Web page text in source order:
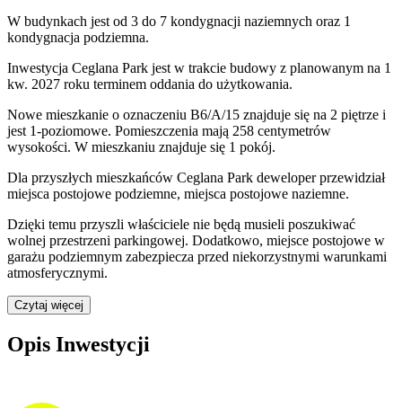
W budynkach jest od 3 do 7 kondygnacji naziemnych oraz 1
kondygnacja podziemna.
Inwestycja Ceglana Park jest w trakcie budowy z planowanym na 1
kw. 2027 roku terminem oddania do użytkowania.
Nowe mieszkanie o oznaczeniu B6/A/15 znajduje się na 2 piętrze i
jest 1-poziomowe. Pomieszczenia mają 258 centymetrów
wysokości. W mieszkaniu znajduje się 1 pokój.
Dla przyszłych mieszkańców Ceglana Park deweloper przewidział
miejsca postojowe podziemne, miejsca postojowe naziemne.
Dzięki temu przyszli właściciele nie będą musieli poszukiwać
wolnej przestrzeni parkingowej. Dodatkowo, miejsce postojowe w
garażu podziemnym zabezpiecza przed niekorzystnymi warunkami
atmosferycznymi.
Czytaj więcej
Opis Inwestycji